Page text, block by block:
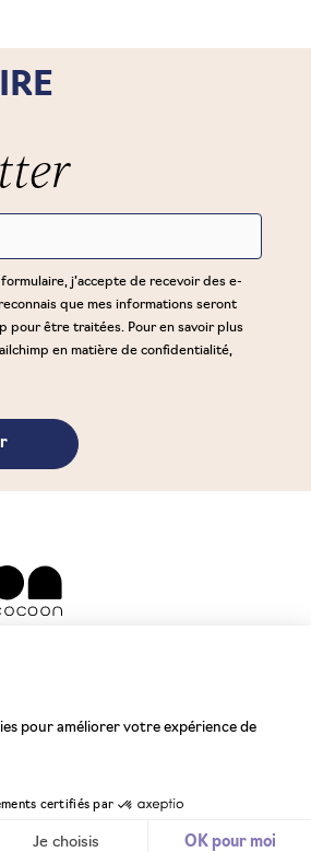
j’accepte de recevoir des e-
que mes informations seront
pour être traitées. Pour en savoir plus
en matière de confidentialité,
Barakat
pour améliorer votre expérience de
certifiés par
Je choisis OK pour moi